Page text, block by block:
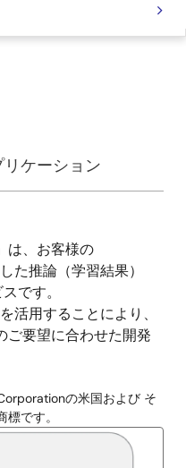
リケーション
は、お客様の
た推論（学習結果）
です。
活用することにより、
ご要望に合わせた開発
の米国および そ
です。